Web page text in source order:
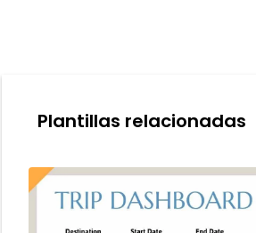
Plantillas relacionadas